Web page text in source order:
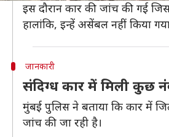
इस दौरान कार की जांच की गई
हालांकि, इन्हें असेंबल नहीं किया
जानकारी
संदिग्ध कार में मिली कुछ
मुंबई पुलिस ने बताया कि कार में
जांच की जा रही है।